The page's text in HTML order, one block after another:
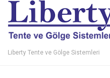
Liberty Tente ve Gölge Sistemleri